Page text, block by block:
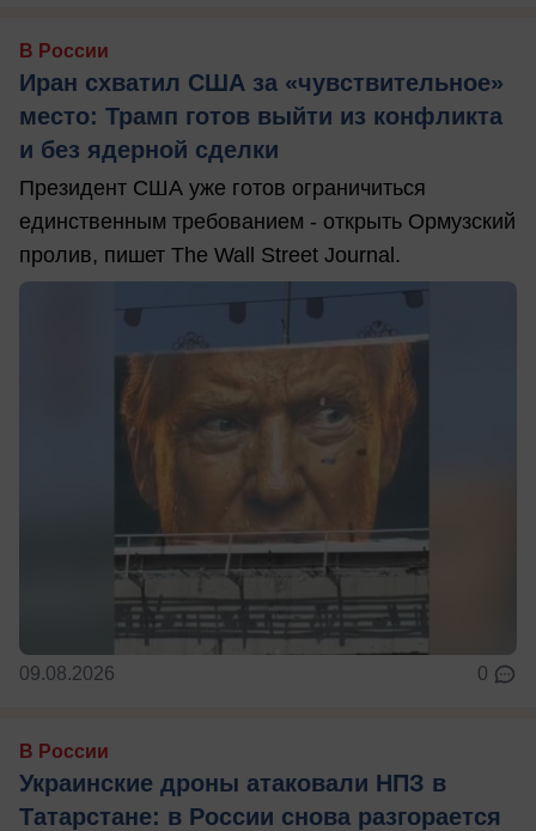
В России
Иран схватил США за «чувствительное»
место: Трамп готов выйти из конфликта
и без ядерной сделки
Президент США уже готов ограничиться
единственным требованием - открыть Ормузский
пролив, пишет The Wall Street Journal.
09.08.2026 0
В России
Украинские дроны атаковали НПЗ в
Татарстане: в России снова разгорается